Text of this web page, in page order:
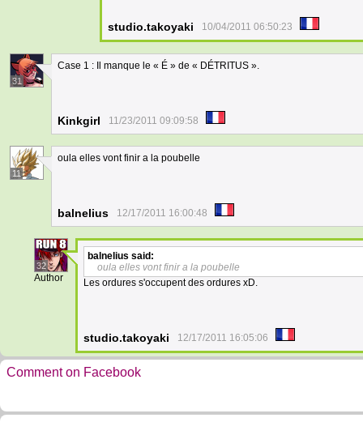
studio.takoyaki 10/04/2011 06:50:23
31
Case 1 : Il manque le « É » de « DÉTRITUS ».
Kinkgirl 11/23/2011 09:09:58
11
oula elles vont finir a la poubelle
balnelius 12/17/2011 16:00:48
32
Author
balnelius said:
oula elles vont finir a la poubelle
Les ordures s'occupent des ordures xD.
studio.takoyaki 12/17/2011 16:05:06
Comment on Facebook